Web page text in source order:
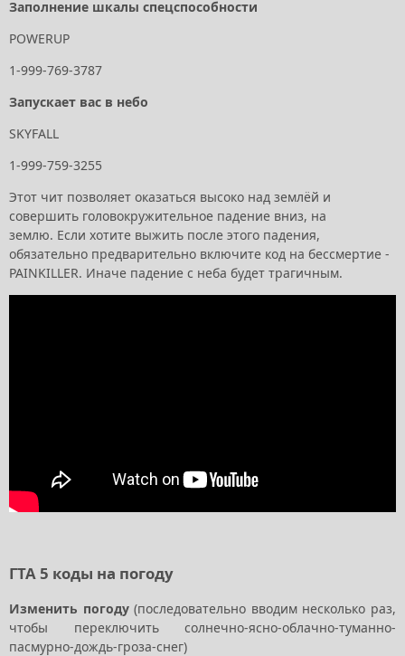
Заполнение шкалы спецспособности
POWERUP
1-999-769-3787
Запускает вас в небо
SKYFALL
1-999-759-3255
Этот чит позволяет оказаться высоко над землёй и
совершить головокружительное падение вниз, на
землю. Если хотите выжить после этого падения,
обязательно предварительно включите код на бессмертие -
PAINKILLER. Иначе падение с неба будет трагичным.
ГТА 5 коды на погоду
Изменить погоду (последовательно вводим несколько раз,
чтобы переключить солнечно-ясно-облачно-туманно-
пасмурно-дождь-гроза-снег)